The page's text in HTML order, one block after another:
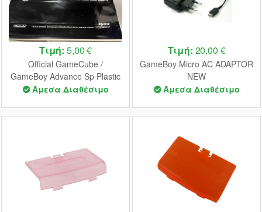
Τιμή: 5,00 €
Official GameCube /
GameBoy Advance Sp Plastic
Bag 2003
Άμεσα Διαθέσιμο
Τιμή: 20,00 €
GameBoy Micro AC ADAPTOR
NEW
Άμεσα Διαθέσιμο